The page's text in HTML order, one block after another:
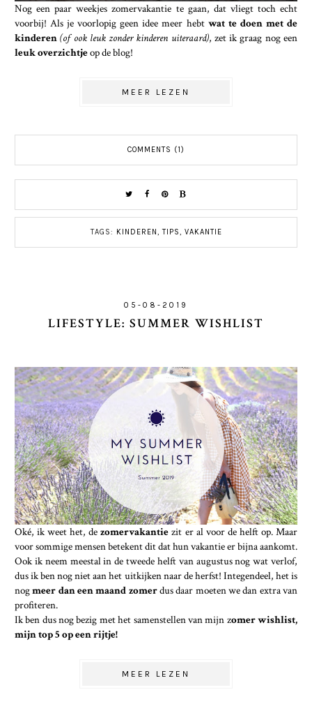
Nog een paar weekjes zomervakantie te gaan, dat vliegt toch echt
voorbij! Als je voorlopig geen idee meer hebt wat te doen met de
kinderen (of ook leuk zonder kinderen uiteraard), zet ik graag nog een
leuk overzichtjeop de blog!
MEER LEZEN
COMMENTS (1)
TAGS: KINDEREN,TIPS, VAKANTIE
05-08-2019
LIFESTYLE: SUMMER WISHLIST
Oké, ik weet het, dezomervakantie zit er al voor de helft op. Maar
voor sommige mensen betekent dit dat hun vakantie er bijna aankomt.
Ook ik neem meestal in de tweede helft van augustus nog wat verlof,
dus ik ben nog niet aan het uitkijken naar de herfst! Integendeel, het is
nogmeer dan een maand zomerdus daar moeten we dan extra van
profiteren.
Ik ben dus nog bezig met het samenstellen van mijn zomer wishlist,
mijn top 5 op een rijtje!
MEER LEZEN